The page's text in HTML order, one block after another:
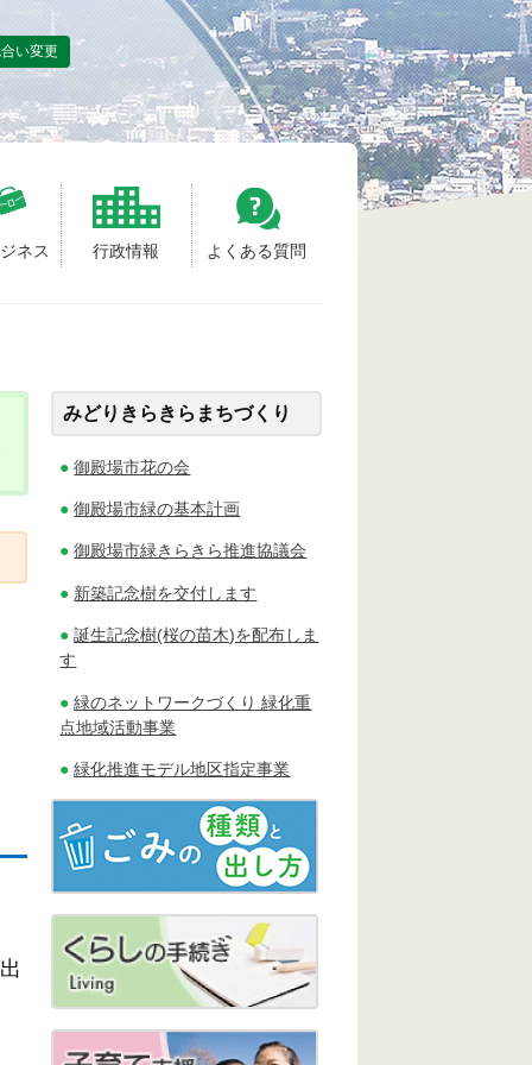
ネス 行政情報 よくある質問
い変更
みどりきらきらまちづくり
御殿場市花の会
御殿場市緑の基本計画
御殿場市緑きらきら推進協議会
新築記念樹を交付します
誕生記念樹(桜の苗木)を配布しま
す
緑のネットワークづくり 緑化重
点地域活動事業
緑化推進モデル地区指定事業